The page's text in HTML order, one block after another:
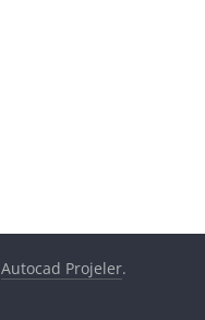
Autocad Projeler.